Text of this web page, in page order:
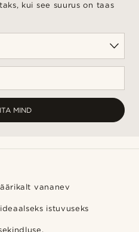
kui see suurus on taas
MIND
vananev
istuvuseks